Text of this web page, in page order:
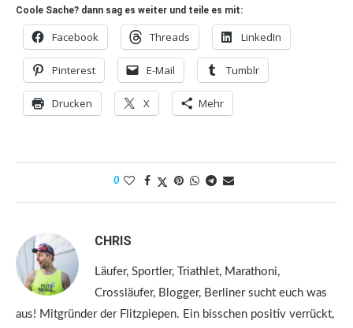
Coole Sache? dann sag es weiter und teile es mit:
Facebook Threads LinkedIn
Pinterest E-Mail Tumblr
Drucken X Mehr
0
CHRIS
Läufer, Sportler, Triathlet, Marathoni,
Crossläufer, Blogger, Berliner sucht euch was
aus! Mitgründer der Flitzpiepen. Ein bisschen positiv verrückt,